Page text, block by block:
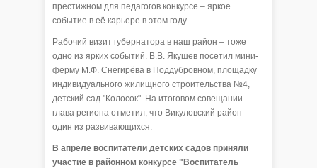
престижном для педагогов конкурсе – яркое
событие в её карьере в этом году.
Рабочий визит губернатора в наш район – тоже
одно из ярких событий. В.В. Якушев посетил мини-
ферму М.Ф. Снегирёва в Поддубровном, площадку
индивидуального жилищного строительства №4,
детский сад "Колосок". На итоговом совещании
глава региона отметил, что Викуловский район --
один из развивающихся.
В апреле воспитатели детских садов приняли
участие в районном конкурсе "Воспитатель